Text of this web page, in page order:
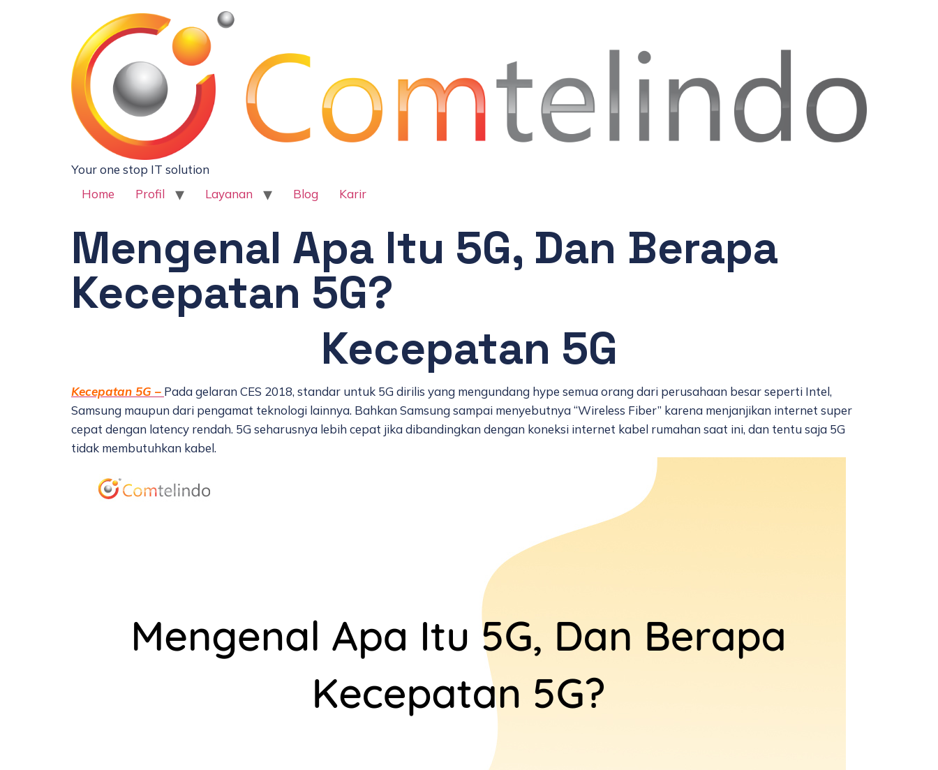
Your one stop IT solution
Home
Profil Layanan Blog Karir
Mengenal Apa Itu 5G, Dan Berapa
Kecepatan 5G?
Kecepatan 5G
Kecepatan 5G – Pada gelaran CES 2018, standar untuk 5G dirilis yang mengundang hype semua orang dari perusahaan besar seperti Intel,
Samsung maupun dari pengamat teknologi lainnya. Bahkan Samsung sampai menyebutnya “Wireless Fiber” karena menjanjikan internet super
cepat dengan latency rendah. 5G seharusnya lebih cepat jika dibandingkan dengan koneksi internet kabel rumahan saat ini, dan tentu saja 5G
tidak membutuhkan kabel.